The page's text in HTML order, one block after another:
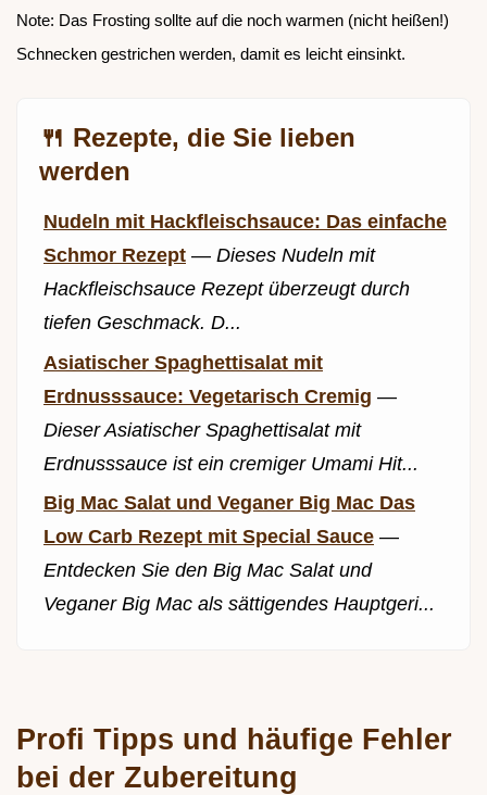
Note: Das Frosting sollte auf die noch warmen (nicht heißen!)
Schnecken gestrichen werden, damit es leicht einsinkt.
🍴 Rezepte, die Sie lieben
werden
Nudeln mit Hackfleischsauce: Das einfache
Schmor Rezept — Dieses Nudeln mit
Hackfleischsauce Rezept überzeugt durch
tiefen Geschmack. D...
Asiatischer Spaghettisalat mit
Erdnusssauce: Vegetarisch Cremig —
Dieser Asiatischer Spaghettisalat mit
Erdnusssauce ist ein cremiger Umami Hit...
Big Mac Salat und Veganer Big Mac Das
Low Carb Rezept mit Special Sauce —
Entdecken Sie den Big Mac Salat und
Veganer Big Mac als sättigendes Hauptgeri...
Profi Tipps und häufige Fehler
bei der Zubereitung